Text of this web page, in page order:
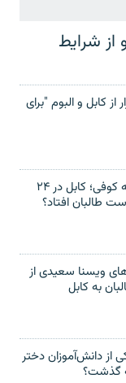
شرایط
از کابل و البوم "برای
گفتگوی ویژه با فوزیه کوفی؛ کابل در ۲۴
طالبان افتاد؟
ویسنا سعیدی از
به کابل
از دانش‌آموزان دختر
گذشت؟